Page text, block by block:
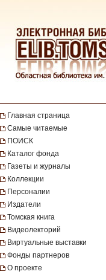
Главная страница
Самые читаемые
ПОИСК
Каталог фонда
Газеты и журналы
Коллекции
Персоналии
Издатели
Томская книга
Видеолекторий
Виртуальные выставки
Фонды партнеров
О проекте